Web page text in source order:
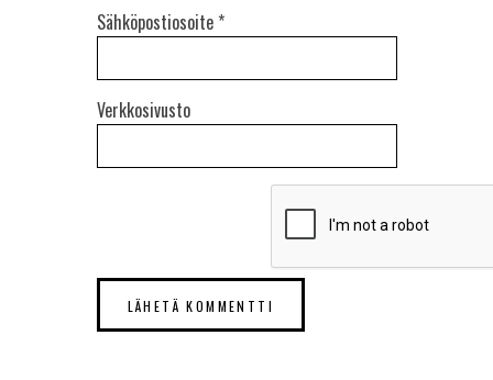
Sähköpostiosoite *
Verkkosivusto